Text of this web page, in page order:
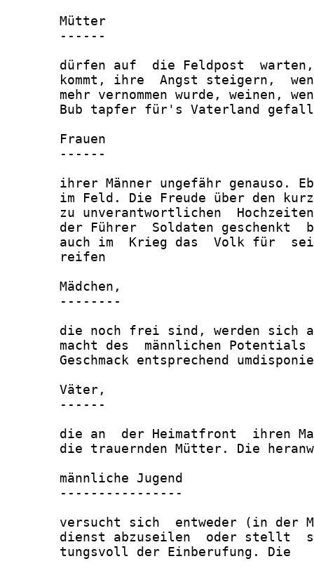
       Mütter
       ------
dürfen auf  die Feldpost
kommt, ihre  Angst steigern,
mehr vernommen wurde, weinen,
Bub tapfer für's Vaterland
       Frauen
       ------
ihrer Männer ungefähr genauso.
im Feld. Die Freude über den
zu unverantwortlichen
der Führer  Soldaten geschenkt
auch im  Krieg das  Volk für
       reifen
       Mädchen,
       --------
die noch frei sind, werden sich
macht des  männlichen
Geschmack entsprechend
       Väter,
       ------
die an  der Heimatfront  ihren
die trauernden Mütter. Die
       männliche Jugend
       ----------------
versucht sich  entweder (in der
dienst abzuseilen  oder stellt
       tungsvoll der Einberufung. Die